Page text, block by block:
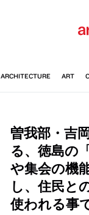
曽我部・吉
る、徳島の
や集会の機
し、住民と
使われる事